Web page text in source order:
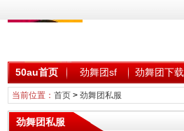
50au首页 劲舞团sf 劲舞团下载
当前位置： 首页> 劲舞团私服
劲舞团私服